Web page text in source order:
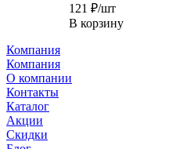
121 ₽/шт
В корзину
Компания
Компания
О компании
Контакты
Каталог
Акции
Скидки